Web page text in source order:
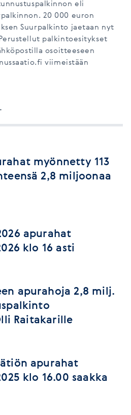
eli
20 000 euron
Suurpalkinto jaetaan nyt
palkintoesitykset
osoitteeseen
viimeistään
myönnetty 113
2,8 miljoonaa
apurahat
klo 16 asti
apurahoja 2,8 milj.
Raitakarille
apurahat
klo 16.00 saakka